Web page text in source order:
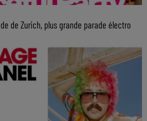
de Zurich, plus grande parade électro